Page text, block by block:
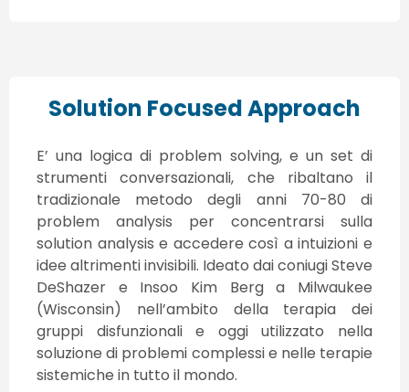
Solution Focused Approach
E’ una logica di problem solving, e un set di
strumenti conversazionali, che ribaltano il
tradizionale metodo degli anni 70-80 di
problem analysis per concentrarsi sulla
solution analysis e accedere così a intuizioni e
idee altrimenti invisibili. Ideato dai coniugi Steve
DeShazer e Insoo Kim Berg a Milwaukee
(Wisconsin) nell’ambito della terapia dei
gruppi disfunzionali e oggi utilizzato nella
soluzione di problemi complessi e nelle terapie
sistemiche in tutto il mondo.